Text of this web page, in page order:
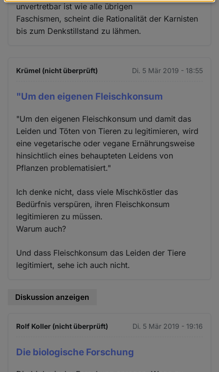
unvertretbar ist wie alle übrigen
Faschismen, scheint die Rationalität der Karnisten
bis zum Denkstillstand zu lähmen.
Krümel (nicht überprüft) Di. 5 Mär 2019 - 18:55
"Um den eigenen Fleischkonsum
"Um den eigenen Fleischkonsum und damit das
Leiden und Töten von Tieren zu legitimieren, wird
eine vegetarische oder vegane Ernährungsweise
hinsichtlich eines behaupteten Leidens von
Pflanzen problematisiert."
Ich denke nicht, dass viele Mischköstler das
Bedürfnis verspüren, ihren Fleischkonsum
legitimieren zu müssen.
Warum auch?
Und dass Fleischkonsum das Leiden der Tiere
legitimiert, sehe ich auch nicht.
Diskussion anzeigen
Rolf Koller (nicht überprüft) Di. 5 Mär 2019 - 19:16
Die biologische Forschung
Daten
und
Cookies